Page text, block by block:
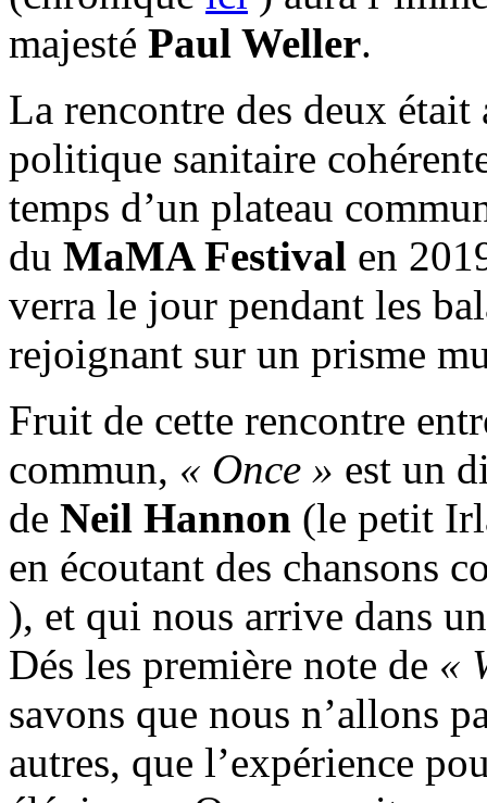
majesté Paul Weller.
La rencontre des deux
politique sanitaire
temps d’un plateau
du MaMA Festival en
verra le jour pendant les
rejoignant sur un prisme
Fruit de cette rencontre
commun, « Once » est un
de Neil Hannon (le petit
en écoutant des chansons
), et qui nous arrive dans
Dés les première note de «
savons que nous n’allons
autres, que l’expérience